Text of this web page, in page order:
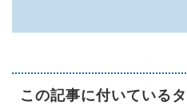
この記事に付いている